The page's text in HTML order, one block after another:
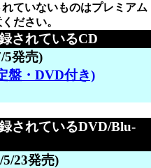
ていないものはプレミアム
ださい。
されているCD
5発売)
盤・DVD付き)
されているDVD/Blu-
23発売)